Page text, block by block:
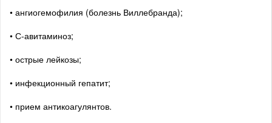
• ангиогемофилия (болезнь Виллебранда);
• С-авитаминоз;
• острые лейкозы;
• инфекционный гепатит;
• прием антикоагулянтов.